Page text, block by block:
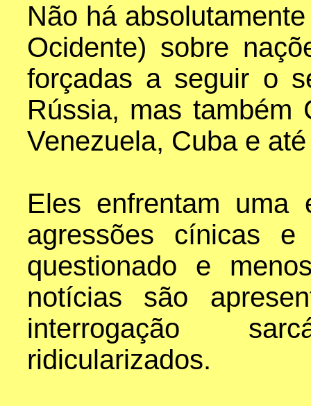
Não há
Ocidente) sobre
forçadas a seguir o
Rússia, mas também
Venezuela, Cuba e
Eles enfrentam uma
agressões cínicas
questionado e
notícias são
interrogação
ridicularizados.